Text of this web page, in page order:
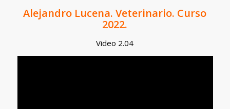
Alejandro Lucena. Veterinario. Curso
2022.
Video 2.04